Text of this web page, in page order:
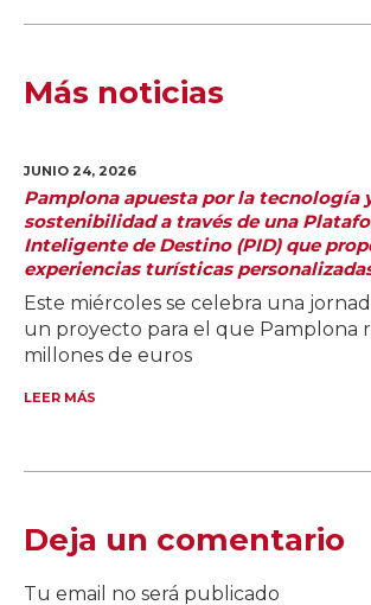
Más noticias
JUNIO 24, 2026
Pamplona apuesta por la tecnología
sostenibilidad a través de una
Inteligente de Destino (PID) que
experiencias turísticas
Este miércoles se celebra una
un proyecto para el que Pamplona
millones de euros
LEER MÁS
Deja un comentario
Tu email no será publicado